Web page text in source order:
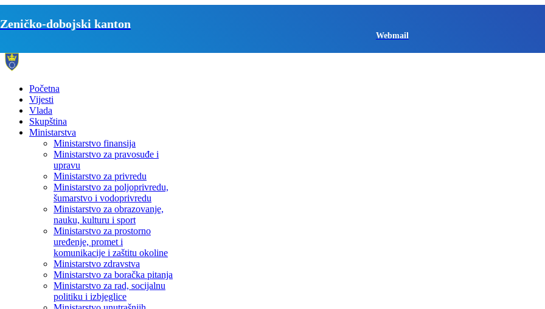
Zeničko-dobojski kanton
Webmail
Početna
Vijesti
Vlada
Skupština
Ministarstva
Ministarstvo finansija
Ministarstvo za pravosuđe i
upravu
Ministarstvo za privredu
Ministarstvo za poljoprivredu,
šumarstvo i vodoprivredu
Ministarstvo za obrazovanje,
nauku, kulturu i sport
Ministarstvo za prostorno
uređenje, promet i
komunikacije i zaštitu okoline
Ministarstvo zdravstva
Ministarstvo za boračka pitanja
Ministarstvo za rad, socijalnu
politiku i izbjeglice